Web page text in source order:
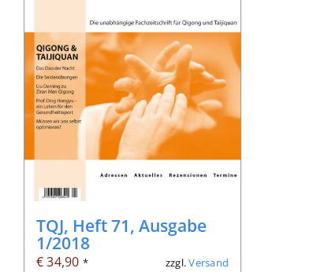
TQJ, Heft 71, Ausgabe
1/2018
€34,90 * zzgl.Versand